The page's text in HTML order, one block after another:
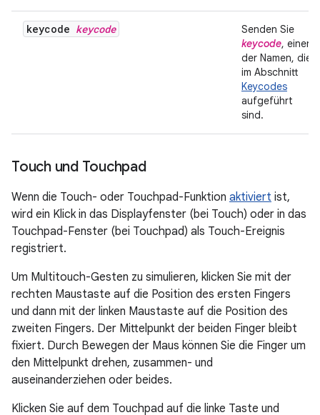
keycode keycode
Senden Sie
keycode, einen
der Namen, die
im Abschnitt
Keycodes
aufgeführt
sind.
Touch und Touchpad
Wenn die Touch- oder Touchpad-Funktion aktiviert ist,
wird ein Klick in das Displayfenster (bei Touch) oder in das
Touchpad-Fenster (bei Touchpad) als Touch-Ereignis
registriert.
Um Multitouch-Gesten zu simulieren, klicken Sie mit der
rechten Maustaste auf die Position des ersten Fingers
und dann mit der linken Maustaste auf die Position des
zweiten Fingers. Der Mittelpunkt der beiden Finger bleibt
fixiert. Durch Bewegen der Maus können Sie die Finger um
den Mittelpunkt drehen, zusammen- und
auseinanderziehen oder beides.
Klicken Sie auf dem Touchpad auf die linke Taste und